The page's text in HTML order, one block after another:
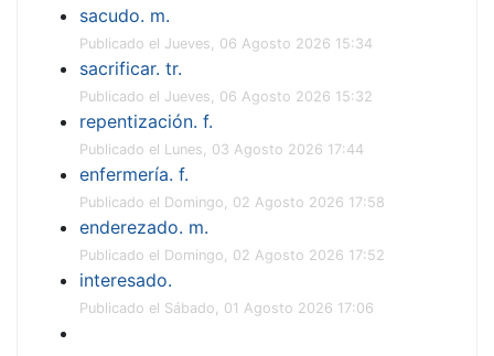
sacudo. m.
Publicado el Jueves, 06 Agosto 2026 15:34
sacrificar. tr.
Publicado el Jueves, 06 Agosto 2026 15:32
repentización. f.
Publicado el Lunes, 03 Agosto 2026 17:44
enfermería. f.
Publicado el Domingo, 02 Agosto 2026 17:58
enderezado. m.
Publicado el Domingo, 02 Agosto 2026 17:52
interesado.
Publicado el Sábado, 01 Agosto 2026 17:06